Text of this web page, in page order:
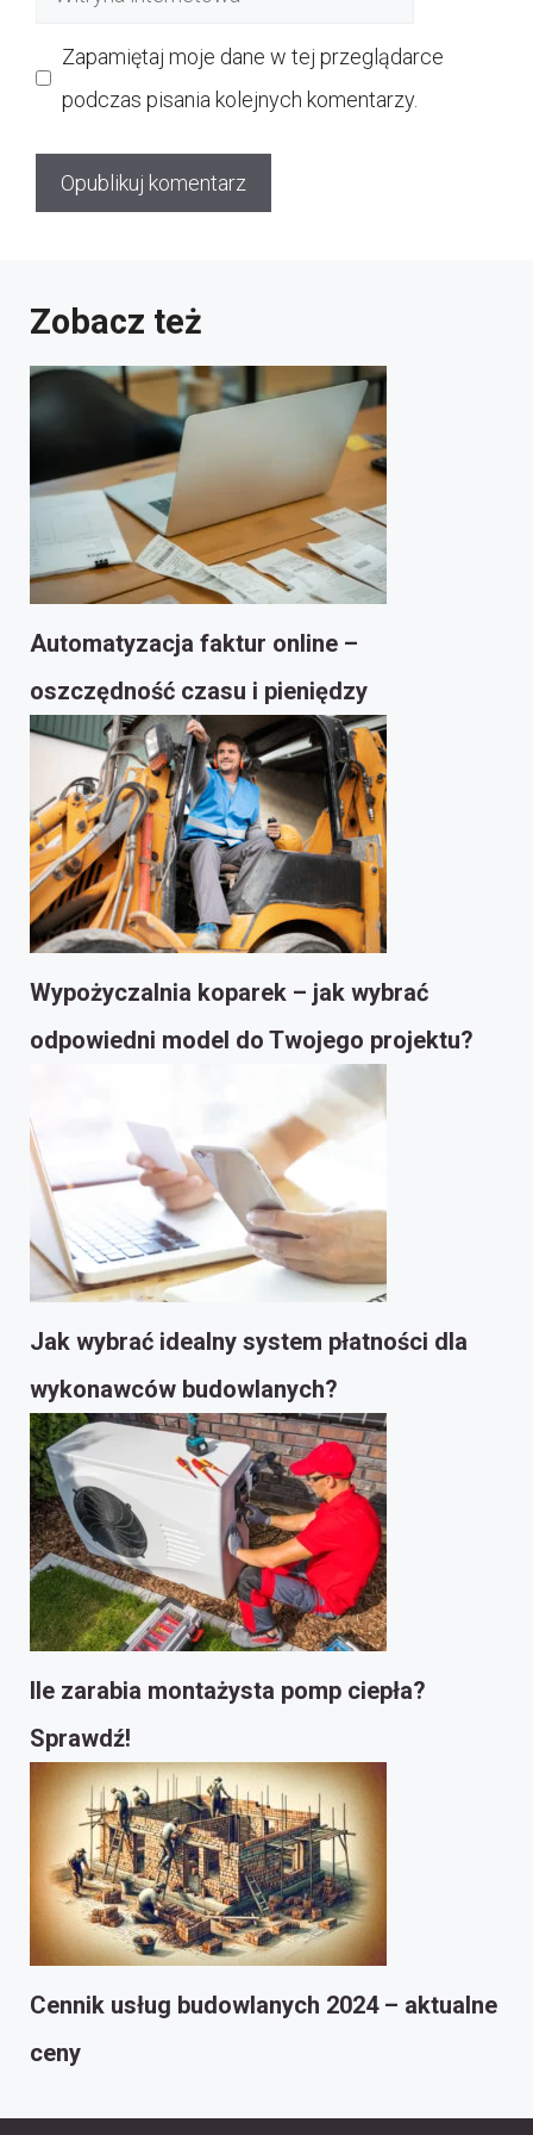
Zapamiętaj moje dane w tej przeglądarce
podczas pisania kolejnych komentarzy.
Zobacz też
Automatyzacja faktur online –
oszczędność czasu i pieniędzy
Wypożyczalnia koparek – jak wybrać
odpowiedni model do Twojego projektu?
Jak wybrać idealny system płatności dla
wykonawców budowlanych?
Ile zarabia montażysta pomp ciepła?
Sprawdź!
Cennik usług budowlanych 2024 – aktualne
ceny